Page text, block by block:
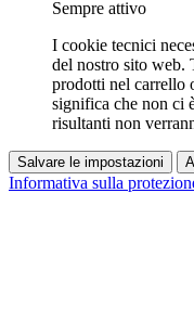
Sempre attivo
I cookie tecnici
del nostro sito web.
prodotti nel carrello
significa che non ci
risultanti non
Salvare le impostazioni
Informativa sulla